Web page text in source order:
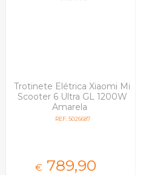
Trotinete Elétrica Xiaomi Mi
Scooter 6 Ultra GL 1200W
Amarela
REF: 5026687
€ 789,90